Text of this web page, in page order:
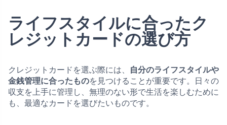
ライフスタイルに合ったク
レジットカードの選び方
クレジットカードを選ぶ際には、
自分のライフスタイルや
金銭管理に合ったものを見つけることが重要です。日々の
収支を上手に管理し、無理のない形で生活を楽しむために
も、最適なカードを選びたいものです。